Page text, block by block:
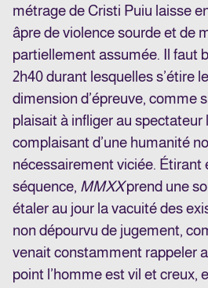
métrage de Cristi Puiu laisse
âpre de violence sourde et de
partiellement assumée. Il faut
2h40 durant lesquelles s’étire
dimension d’épreuve, comme
plaisait à infliger au spectateur
complaisant d’une humanité
nécessairement viciée. Étirant
séquence, MMXXprend une
étaler au jour la vacuité des
non dépourvu de jugement,
venait constamment rappeler
point l’homme est vil et creux,